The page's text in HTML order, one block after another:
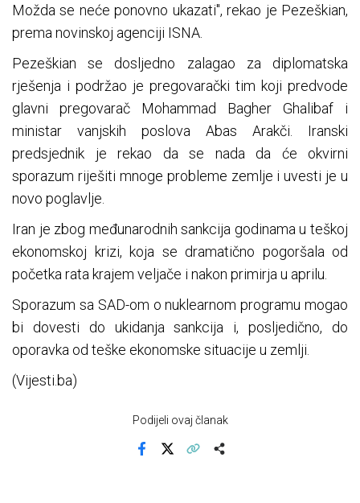
Možda se neće ponovno ukazati", rekao je Pezeškian,
prema novinskoj agenciji ISNA.
Pezeškian se dosljedno zalagao za diplomatska
rješenja i podržao je pregovarački tim koji predvode
glavni pregovarač Mohammad Bagher Ghalibaf i
ministar vanjskih poslova Abas Arakči. Iranski
predsjednik je rekao da se nada da će okvirni
sporazum riješiti mnoge probleme zemlje i uvesti je u
novo poglavlje.
Iran je zbog međunarodnih sankcija godinama u teškoj
ekonomskoj krizi, koja se dramatično pogoršala od
početka rata krajem veljače i nakon primirja u aprilu.
Sporazum sa SAD-om o nuklearnom programu mogao
bi dovesti do ukidanja sankcija i, posljedično, do
oporavka od teške ekonomske situacije u zemlji.
(Vijesti.ba)
Podijeli ovaj članak